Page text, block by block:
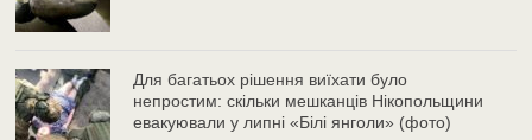
Для багатьох рішення виїхати було
непростим: скільки мешканців Нікопольщини
евакуювали у липні «Білі янголи» (фото)